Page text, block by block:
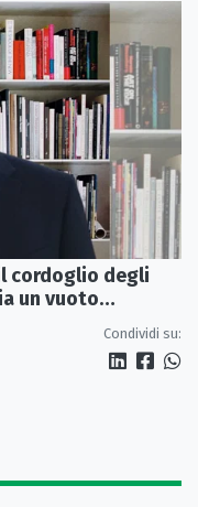
cordoglio degli
un vuoto
Condividi su: